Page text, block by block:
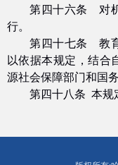
第四十六条 对
行。
第四十七条 教
以依据本规定，结合
源社会保障部门和国
第四十八条 本规